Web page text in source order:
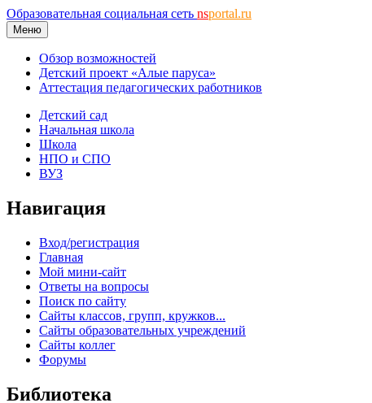
Образовательная социальная сеть nsportal.ru
Меню
Обзор возможностей
Детский проект «Алые паруса»
Аттестация педагогических работников
Детский сад
Начальная школа
Школа
НПО и СПО
ВУЗ
Навигация
Вход/регистрация
Главная
Мой мини-сайт
Ответы на вопросы
Поиск по сайту
Сайты классов, групп, кружков...
Сайты образовательных учреждений
Сайты коллег
Форумы
Библиотека